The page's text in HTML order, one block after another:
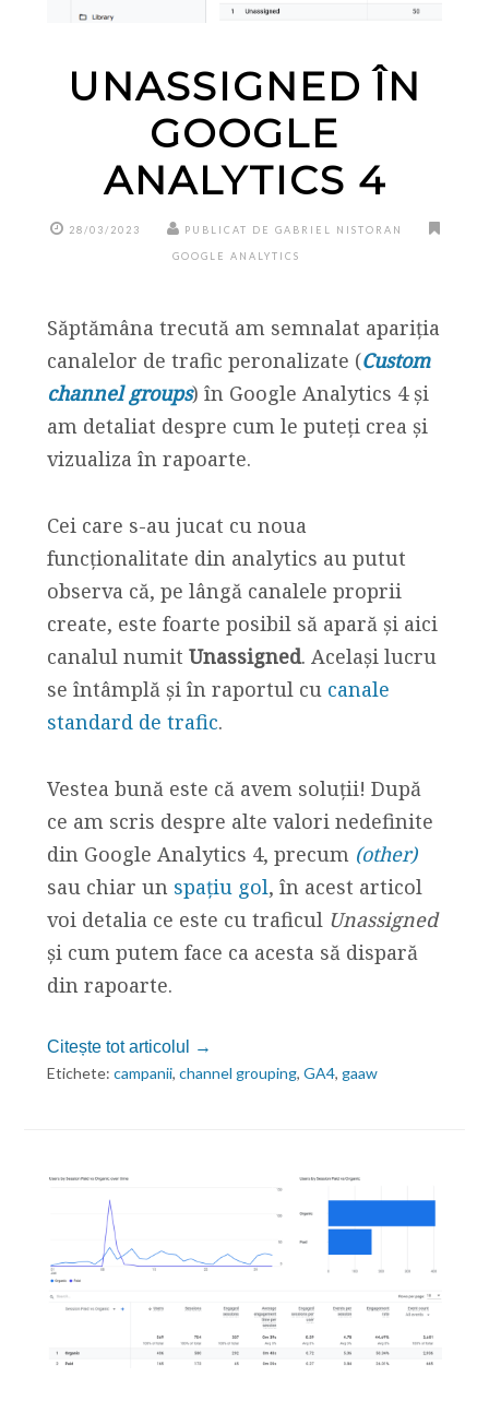
UNASSIGNED ÎN
GOOGLE
ANALYTICS 4
28/03/2023 PUBLICAT DE GABRIEL NISTORAN
GOOGLE ANALYTICS
Săptămâna trecută am semnalat apariția
canalelor de trafic peronalizate (Custom
channel groups) în Google Analytics 4 și
am detaliat despre cum le puteți crea și
vizualiza în rapoarte.
Cei care s-au jucat cu noua
funcționalitate din analytics au putut
observa că, pe lângă canalele proprii
create, este foarte posibil să apară și aici
canalul numit Unassigned. Același lucru
se întâmplă și în raportul cu canale
standard de trafic.
Vestea bună este că avem soluții! După
ce am scris despre alte valori nedefinite
din Google Analytics 4, precum (other)
sau chiar un spațiu gol, în acest articol
voi detalia ce este cu traficul Unassigned
și cum putem face ca acesta să dispară
din rapoarte.
Citește tot articolul →
Etichete: campanii, channel grouping, GA4, gaaw